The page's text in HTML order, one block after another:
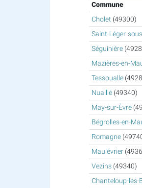
Commune
Cholet (49300)
Saint-Léger-
Séguinière
Mazières-en-
Tessoualle
Nuaillé(49340)
May-sur-Èvre
Bégrolles-en-
Romagne
Maulévrier
Vezins(49340)
Chanteloup-les-